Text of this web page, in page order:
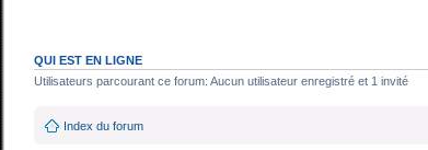
QUI EST EN LIGNE
Utilisateurs parcourant ce forum: Aucun utilisateur enregistré et 1 invité
Index du forum